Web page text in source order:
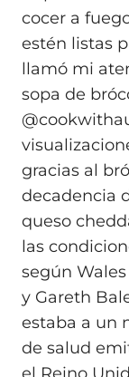
cocer a
estén listas
llamó mi
sopa de
gracias al
decadencia
queso
las
según
y Gareth
estaba a un
de salud